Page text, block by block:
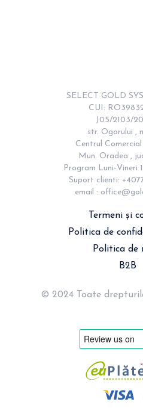
SELECT GOLD
CUI:
J05/2103/
str. Ogorului ,
Centrul
Mun. Oradea ,
Program Luni-Vineri
Suport clienti:
email :
Termeni și
Politica de
Politica de
B2B
© 2024 Toate